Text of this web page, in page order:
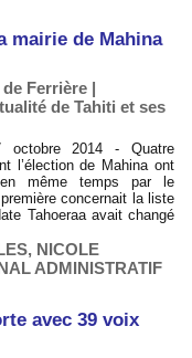
mairie de Mahina
Ferrière |
de Tahiti et ses
octobre 2014 - Quatre
l’élection de Mahina ont
même temps par le
concernait la liste
Tahoeraa avait changé
, NICOLE
ADMINISTRATIF
avec 39 voix